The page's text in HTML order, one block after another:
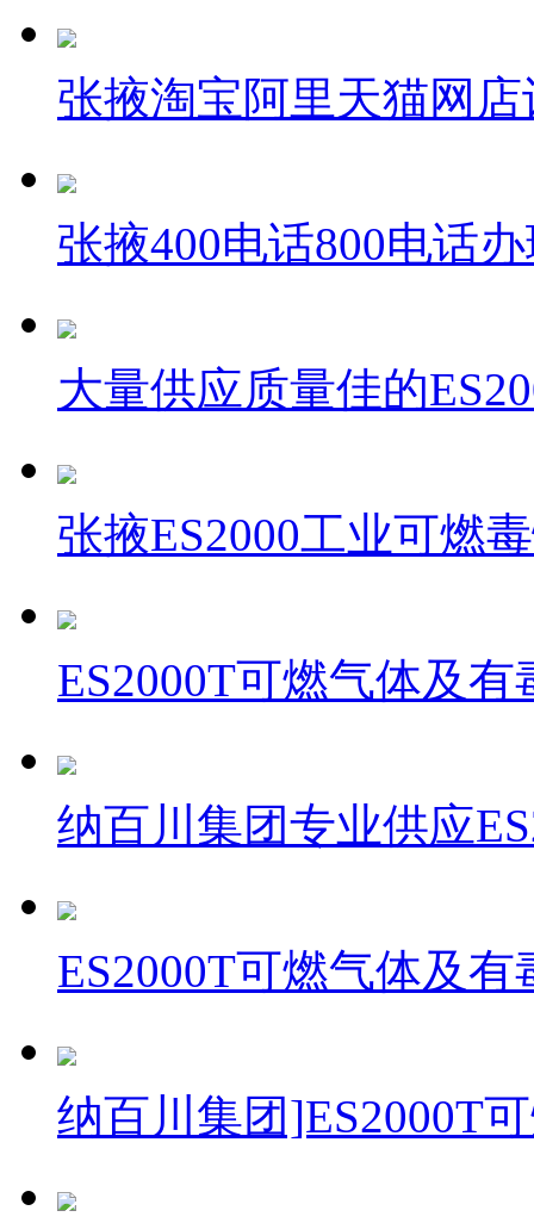
张掖淘宝阿里天猫网
张掖400电话800电话
大量供应质量佳的
张掖ES2000工业可燃
ES2000T可燃气体及
纳百川集团专业供应
ES2000T可燃气体及
纳百川集团]ES2000T